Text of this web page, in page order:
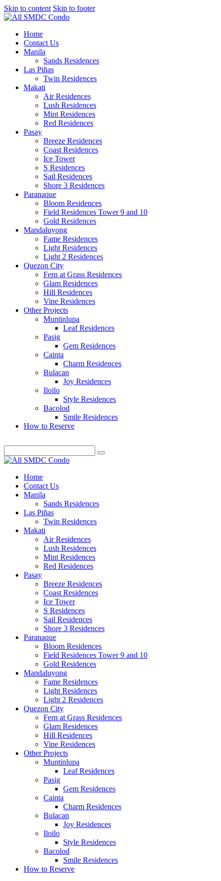
Skip to content Skip to footer
Home
Contact Us
Manila
Sands Residences
Las Piñas
Twin Residences
Makati
Air Residences
Lush Residences
Mint Residences
Red Residences
Pasay
Breeze Residences
Coast Residences
Ice Tower
S Residences
Sail Residences
Shore 3 Residences
Paranaque
Bloom Residences
Field Residences Tower 9 and 10
Gold Residences
Mandaluyong
Fame Residences
Light Residences
Light 2 Residences
Quezon City
Fern at Grass Residences
Glam Residences
Hill Residences
Vine Residences
Other Projects
Muntinlupa
Leaf Residences
Pasig
Gem Residences
Cainta
Charm Residences
Bulacan
Joy Residences
Iloilo
Style Residences
Bacolod
Smile Residences
How to Reserve
Home
Contact Us
Manila
Sands Residences
Las Piñas
Twin Residences
Makati
Air Residences
Lush Residences
Mint Residences
Red Residences
Pasay
Breeze Residences
Coast Residences
Ice Tower
S Residences
Sail Residences
Shore 3 Residences
Paranaque
Bloom Residences
Field Residences Tower 9 and 10
Gold Residences
Mandaluyong
Fame Residences
Light Residences
Light 2 Residences
Quezon City
Fern at Grass Residences
Glam Residences
Hill Residences
Vine Residences
Other Projects
Muntinlupa
Leaf Residences
Pasig
Gem Residences
Cainta
Charm Residences
Bulacan
Joy Residences
Iloilo
Style Residences
Bacolod
Smile Residences
How to Reserve